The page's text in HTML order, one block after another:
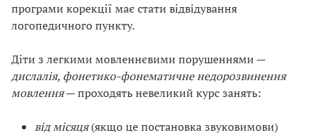
програми корекції має стати відвідування
логопедичного пункту.
Діти з легкими мовленнєвими порушеннями —
дислалія, фонетико-фонематичне недорозвинення
мовлення— проходять невеликий курс занять:
від місяця(якщо це постановка звуковимови)